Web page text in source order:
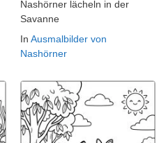
Nashörner lächeln in der
Savanne
In Ausmalbilder von
Nashörner